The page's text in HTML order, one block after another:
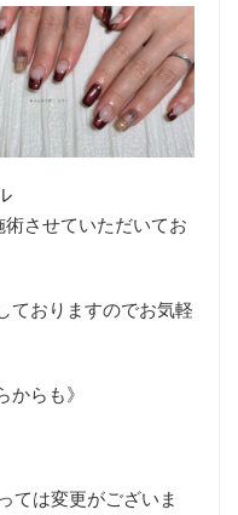
させていただいてお
ておりますのでお気軽
からも》
ては変更がございま